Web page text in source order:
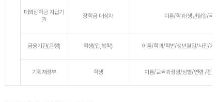
대외장학금 지급기
관
장학금 대상자 이름/학과/생년월일/국
금융기관(은행) 학생(입,복학) 이름/학과/학번/생년월일/사진/기
기획재정부 학생 이름/교육과정명/성별/연령 /전